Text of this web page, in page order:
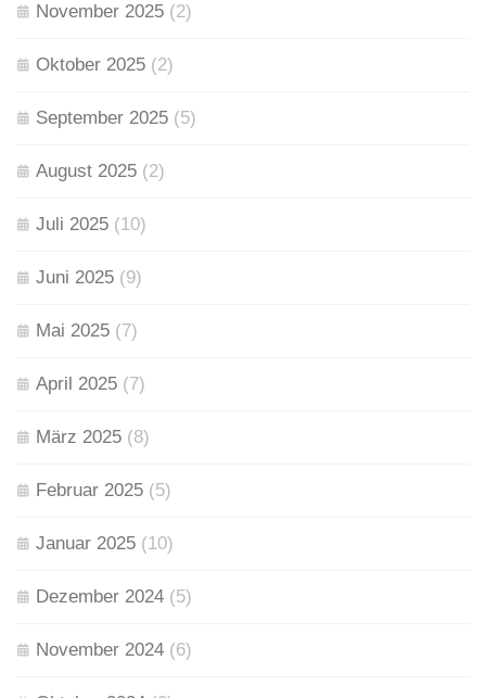
November 2025 (2)
Oktober 2025 (2)
September 2025 (5)
August 2025 (2)
Juli 2025 (10)
Juni 2025 (9)
Mai 2025 (7)
April 2025 (7)
März 2025 (8)
Februar 2025 (5)
Januar 2025 (10)
Dezember 2024 (5)
November 2024 (6)